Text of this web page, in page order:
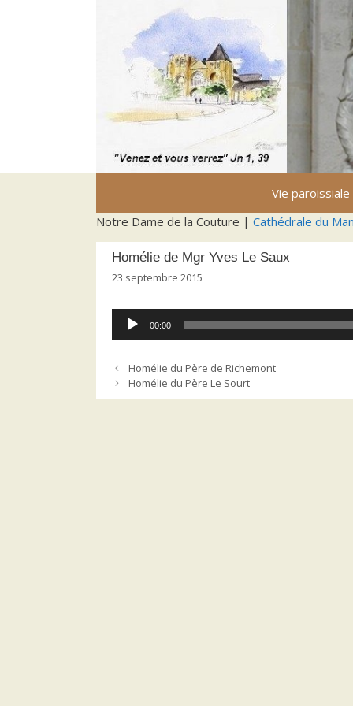
Vie paroissiale
Notre Dame de la Couture | Cathédrale du
Homélie de Mgr Yves Le Saux
23 septembre 2015
Lecteur
audio
00:00
Homélie du Père de Richemont
Homélie du Père Le Sourt